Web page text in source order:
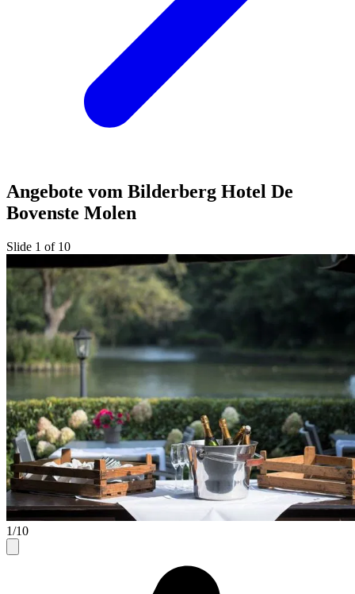
Angebote vom Bilderberg Hotel De
Bovenste Molen
Slide 1 of 10
1/10